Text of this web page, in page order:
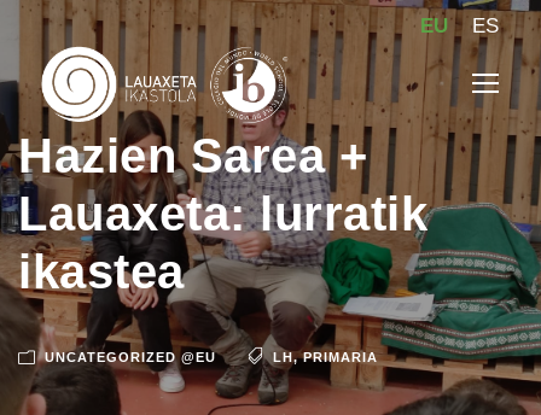
EU ES
Hazien Sarea +
Lauaxeta: lurratik
ikastea
UNCATEGORIZED @EU LH, PRIMARIA